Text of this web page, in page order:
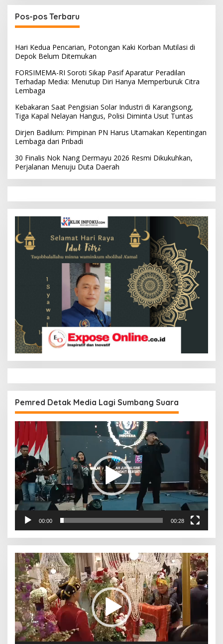
Pos-pos Terbaru
Hari Kedua Pencarian, Potongan Kaki Korban Mutilasi di
Depok Belum Ditemukan
FORSIMEMA-RI Soroti Sikap Pasif Aparatur Peradilan
Terhadap Media: Menutup Diri Hanya Memperburuk Citra
Lembaga
Kebakaran Saat Pengisian Solar Industri di Karangsong,
Tiga Kapal Nelayan Hangus, Polisi Diminta Usut Tuntas
Dirjen Badilum: Pimpinan PN Harus Utamakan Kepentingan
Lembaga dari Pribadi
30 Finalis Nok Nang Dermayu 2026 Resmi Dikukuhkan,
Perjalanan Menuju Duta Daerah
Pemred Detak Media Lagi Sumbang Suara
Pemutar
Video
00:00 00:28
Pemutar
Video